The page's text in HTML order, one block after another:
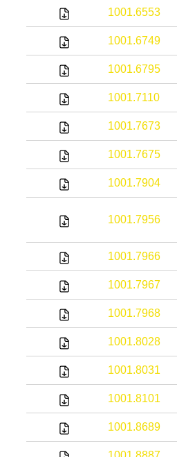
1001.6553
1001.6749
1001.6795
1001.7110
1001.7673
1001.7675
1001.7904
1001.7956
1001.7966
1001.7967
1001.7968
1001.8028
1001.8031
1001.8101
1001.8689